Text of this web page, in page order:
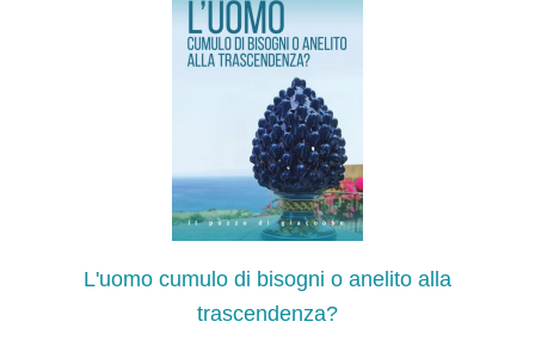
L'uomo cumulo di bisogni o anelito alla
trascendenza?